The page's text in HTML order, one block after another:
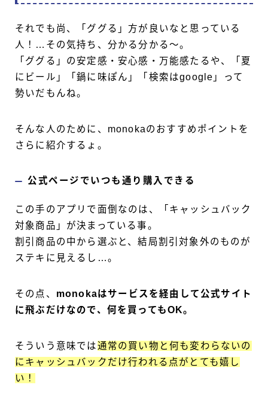
それでも尚、「ググる」方が良いなと思っている
人！…その気持ち、分かる分かる〜。
「ググる」の安定感・安心感・万能感たるや、「夏
にビール」「鍋に味ぽん」「検索はgoogle」って
勢いだもんね。
そんな人のために、monokaのおすすめポイントを
さらに紹介するょ。
公式ページでいつも通り購入できる
この手のアプリで面倒なのは、「キャッシュバック
対象商品」が決まっている事。
割引商品の中から選ぶと、結局割引対象外のものが
ステキに見えるし…。
その点、 monokaはサービスを経由して公式サイト
に飛ぶだけなので、何を買ってもOK。
そういう意味では通常の買い物と何も変わらないの
にキャッシュバックだけ行われる点がとても嬉し
い！